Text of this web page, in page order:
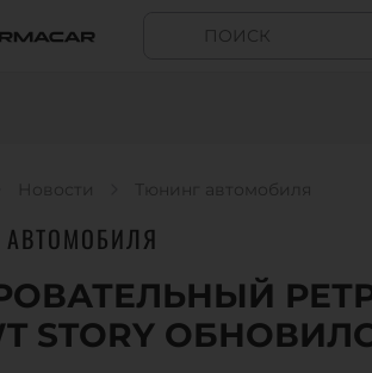
Новости Тюнинг автомобиля
STORY